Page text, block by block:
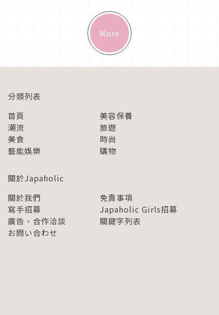
More
分類列表
首頁
美容保養
潮流
旅遊
美食
時尚
藝能娛樂
購物
關於Japaholic
關於我們
免責事項
寫手招募
Japaholic Girls招募
廣告、合作洽談
關鍵字列表
お問い合わせ